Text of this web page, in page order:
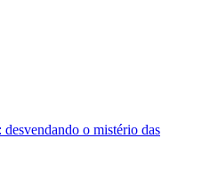
o mistério das